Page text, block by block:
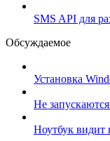
SMS API для
Обсуждаемое
Установка
Не
Ноутбук видит